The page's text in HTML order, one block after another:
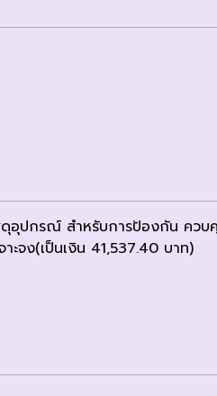
ดุอุปกรณ์ สำหรับการป้องกัน ควบ
าะจง(เป็นเงิน 41,537.40 บาท)